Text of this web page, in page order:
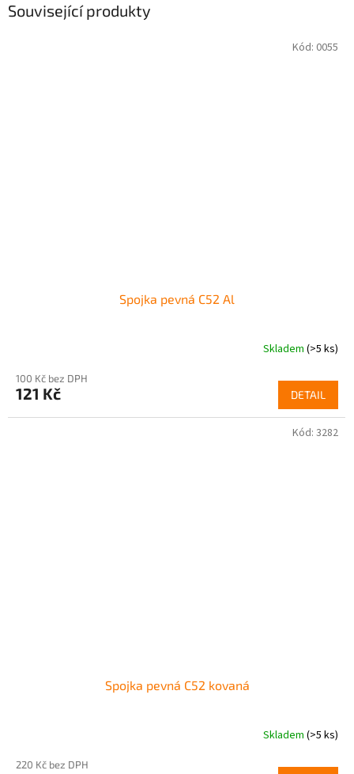
Související produkty
Spojka pevná C52 Al
Skladem (>5 ks)
100 Kč bez DPH
121 Kč DETAIL
Kód: 0055
Spojka pevná C52 kovaná
Skladem (>5 ks)
220 Kč bez DPH
Kód: 3282